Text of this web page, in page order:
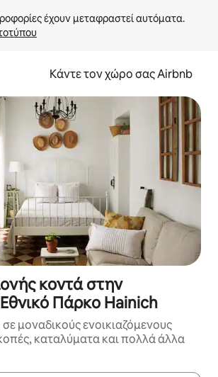
Κάντε τον χώρο σας Airbnb
κοντά στην
Πάρκο Hainich
μοναδικούς ενοικιαζόμενους
καταλύματα και πολλά άλλα